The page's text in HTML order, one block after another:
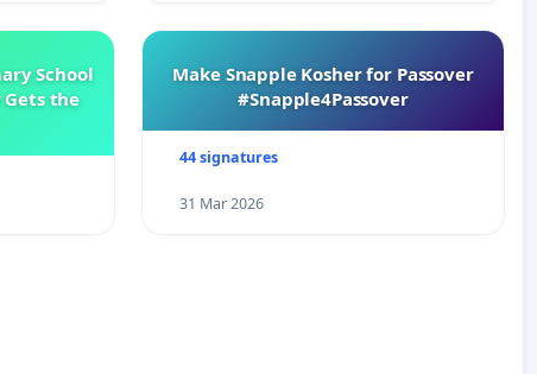
School
Gets the
Make Snapple Kosher for Passover
#Snapple4Passover
44 signatures
31 Mar 2026